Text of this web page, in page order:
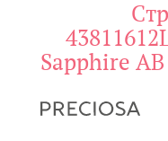
Sapphire